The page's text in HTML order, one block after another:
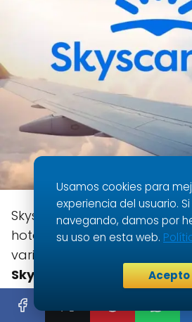
Skyscanner es seguro para
hoteles y alquiler de autos.
variedad de opciones y
Skyscanner garantiza
seguras y protege la
de los usuarios. Al utilizar
Usamos cookies para
experiencia del usuario.
navegando, damos por
su uso en esta web.
Acepto